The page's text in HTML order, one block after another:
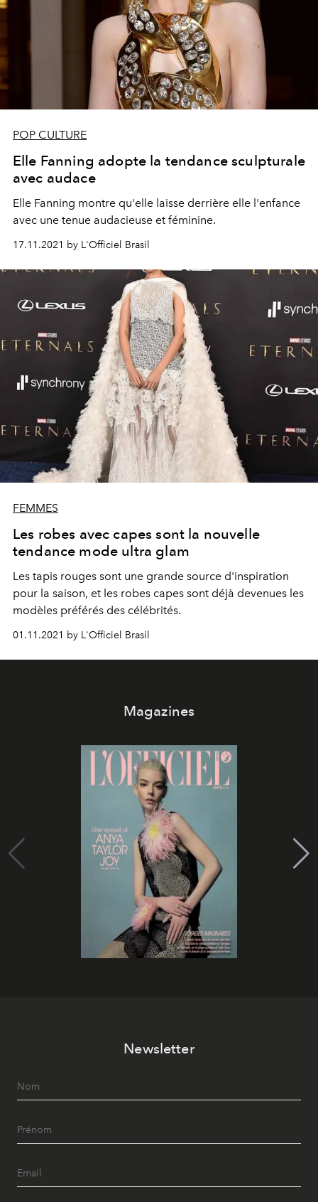
POP CULTURE
Elle Fanning adopte la tendance sculpturale
avec audace
Elle Fanning montre qu'elle laisse derrière elle l'enfance
avec une tenue audacieuse et féminine.
17.11.2021 by L'Officiel Brasil
FEMMES
Les robes avec capes sont la nouvelle
tendance mode ultra glam
Les tapis rouges sont une grande source d'inspiration
pour la saison, et les robes capes sont déjà devenues les
modèles préférés des célébrités.
01.11.2021 by L'Officiel Brasil
Magazines
Newsletter